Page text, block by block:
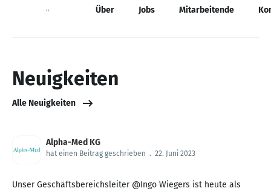
Neuigkeiten Über Jobs Mitarbeitende
Neuigkeiten
Alle Neuigkeiten
Alpha-Med KG
hat einen Beitrag geschrieben . 22. Juni 2023
Unser Geschäftsbereichsleiter @Ingo Wiegers ist heute als